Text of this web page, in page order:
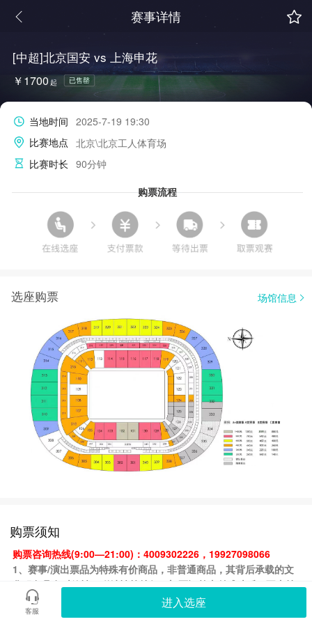
赛事详情
[中超]北京国安 vs 上海申花
￥1700起 已售罄
当地时间 2025-7-19 19:30
比赛地点 北京\北京工人体育场
比赛时长 90分钟
购票流程
选座购票 场馆信息
购票须知
购票咨询热线(9:00—21:00)：4009302226，19927098066
1、赛事/演出票品为特殊有价商品，非普通商品，其背后承载的文
化服务具有时效性、稀缺性等特征，门票订单支付成功后，不支持
取消或退换票。
2、赛事为C2C卖家转票，门票由平台注册卖家提供。如卖家个人
客服
进入选座